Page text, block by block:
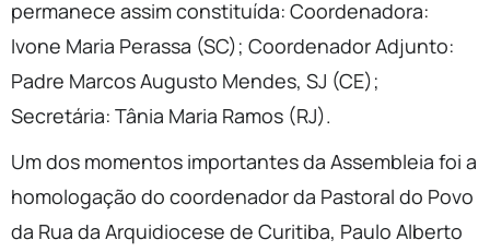
permanece assim constituída: Coordenadora:
Ivone Maria Perassa (SC); Coordenador Adjunto:
Padre Marcos Augusto Mendes, SJ (CE);
Secretária: Tânia Maria Ramos (RJ).
Um dos momentos importantes da Assembleia foi a
homologação do coordenador da Pastoral do Povo
da Rua da Arquidiocese de Curitiba, Paulo Alberto